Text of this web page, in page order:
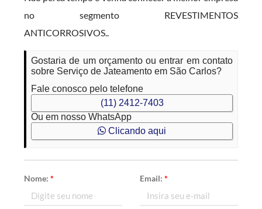
no segmento REVESTIMENTOS
ANTICORROSIVOS..
Gostaria de um orçamento ou entrar em contato
sobre Serviço de Jateamento em São Carlos?
Fale conosco pelo telefone
(11) 2412-7403
Ou em nosso WhatsApp
Clicando aqui
Nome:* Email: *